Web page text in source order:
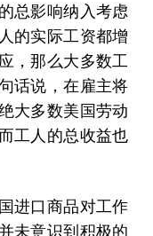
总影响纳入考虑
的实际工资都增
，那么大多数工
话说，在雇主将
大多数美国劳动
工人的总收益也
进口商品对工作
未意识到积极的